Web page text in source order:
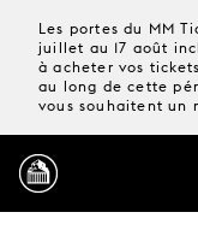
Les portes du MM
juillet au 17 août
à acheter vos
au long de cette
vous souhaitent un